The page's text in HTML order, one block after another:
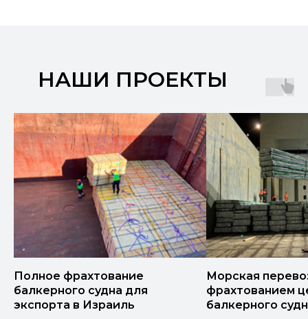
НАШИ ПРОЕКТЫ
Полное фрахтование
балкерного судна для
экспорта в Израиль
Морская
фрахтованием
балкерного